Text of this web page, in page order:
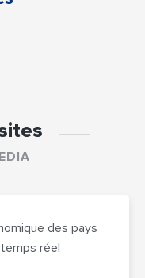
des pays
réel